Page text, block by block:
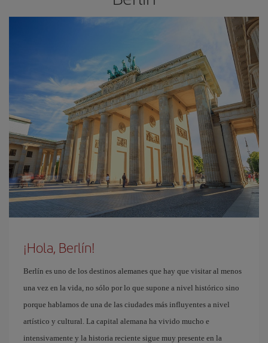
¡Hola, Berlín!
Berlín es uno de los destinos alemanes que hay que visitar al menos
una vez en la vida, no sólo por lo que supone a nivel histórico sino
porque hablamos de una de las ciudades más influyentes a nivel
artístico y cultural. La capital alemana ha vivido mucho e
intensivamente y la historia reciente sigue muy presente en la